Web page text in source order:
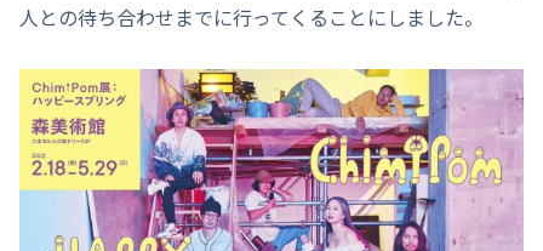
人との待ち合わせまでに行ってくることにしました。